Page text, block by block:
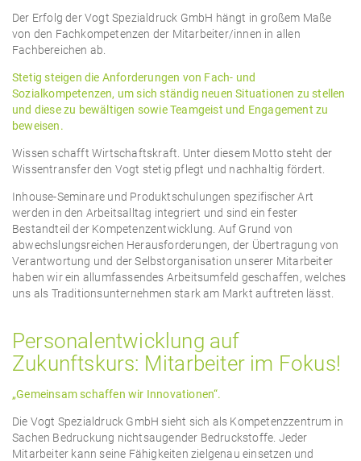
Der Erfolg der Vogt Spezialdruck GmbH hängt in großem Maße
von den Fachkompetenzen der Mitarbeiter/innen in allen
Fachbereichen ab.
Stetig steigen die Anforderungen von Fach- und
Sozialkompetenzen, um sich ständig neuen Situationen zu stellen
und diese zu bewältigen sowie Teamgeist und Engagement zu
beweisen.
Wissen schafft Wirtschaftskraft. Unter diesem Motto steht der
Wissentransfer den Vogt stetig pflegt und nachhaltig fördert.
Inhouse-Seminare und Produktschulungen spezifischer Art
werden in den Arbeitsalltag integriert und sind ein fester
Bestandteil der Kompetenzentwicklung. Auf Grund von
abwechslungsreichen Herausforderungen, der Übertragung von
Verantwortung und der Selbstorganisation unserer Mitarbeiter
haben wir ein allumfassendes Arbeitsumfeld geschaffen, welches
uns als Traditionsunternehmen stark am Markt auftreten lässt.
Personalentwicklung auf
Zukunftskurs: Mitarbeiter im Fokus!
„Gemeinsam schaffen wir Innovationen“.
Die Vogt Spezialdruck GmbH sieht sich als Kompetenzzentrum in
Sachen Bedruckung nichtsaugender Bedruckstoffe. Jeder
Mitarbeiter kann seine Fähigkeiten zielgenau einsetzen und